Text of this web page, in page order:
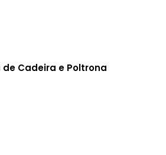
de Cadeira e Poltrona